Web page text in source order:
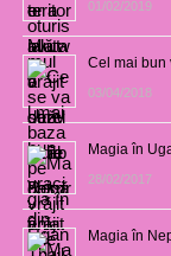
01/02/2019
Cel mai bun
03/04/2018
Magia în
28/02/2017
Magia în